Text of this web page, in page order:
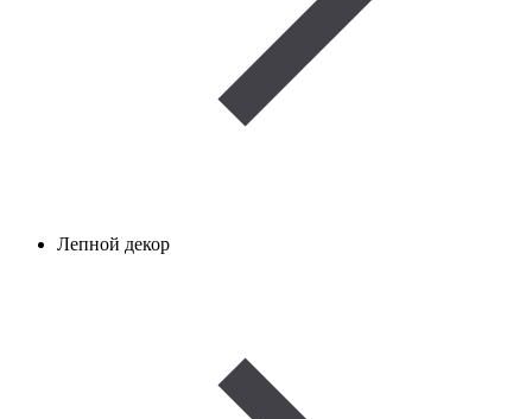
Лепной декор